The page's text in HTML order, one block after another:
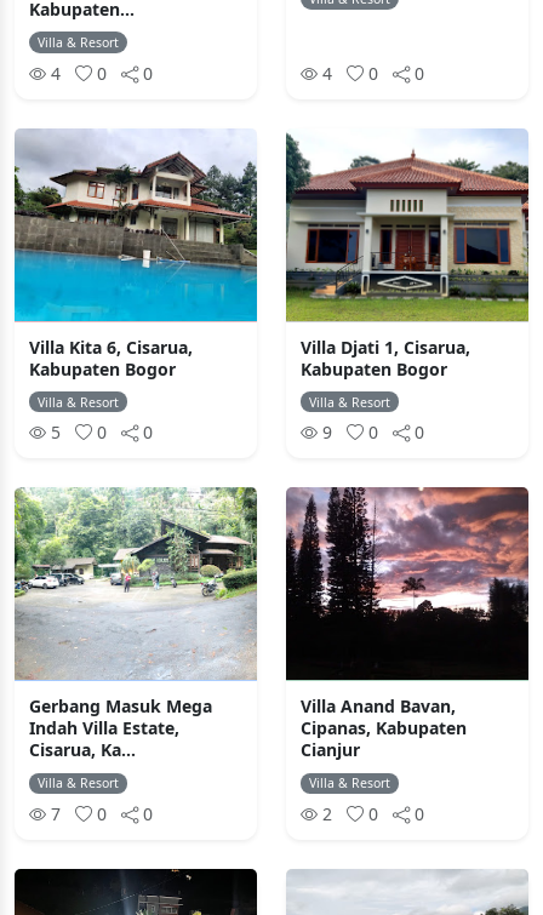
Kabupaten...
Villa & Resort
4 0 0 4 0 0
Villa Kita 6, Cisarua,
Kabupaten Bogor
Villa & Resort
5 0 0
Villa Djati 1, Cisarua,
Kabupaten Bogor
Villa & Resort
9 0 0
Gerbang Masuk Mega
Indah Villa Estate,
Cisarua, Ka...
Villa & Resort
7 0 0
Villa Anand Bavan,
Cipanas, Kabupaten
Cianjur
Villa & Resort
2 0 0